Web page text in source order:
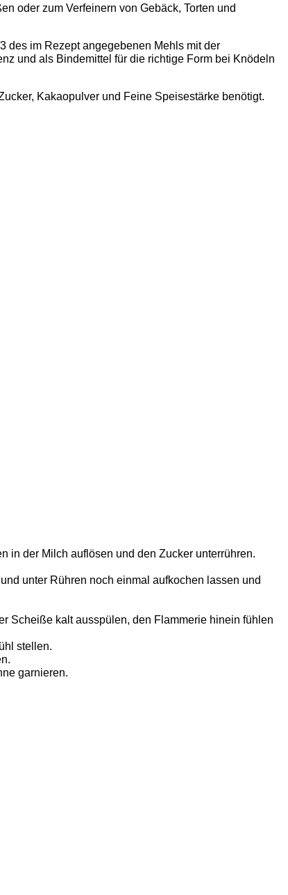
oder zum Verfeinern von Gebäck, Torten und
des im Rezept angegebenen Mehls mit der
und als Bindemittel für die richtige Form bei Knödeln
Kakaopulver und Feine Speisestärke benötigt.
in der Milch auflösen und den Zucker unterrühren.
unter Rühren noch einmal aufkochen lassen und
Scheiße kalt ausspülen, den Flammerie hinein fühlen
stellen.
garnieren.